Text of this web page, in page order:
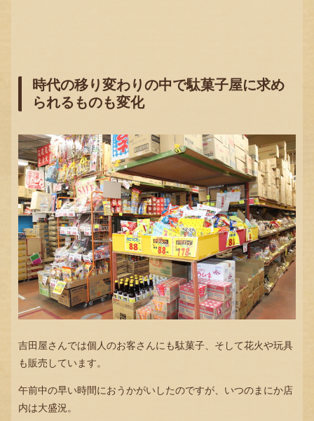
時代の移り変わりの中で駄菓子屋に求め
られるものも変化
吉田屋さんでは個人のお客さんにも駄菓子、そして花火や玩具
も販売しています。
午前中の早い時間におうかがいしたのですが、いつのまにか店
内は大盛況。